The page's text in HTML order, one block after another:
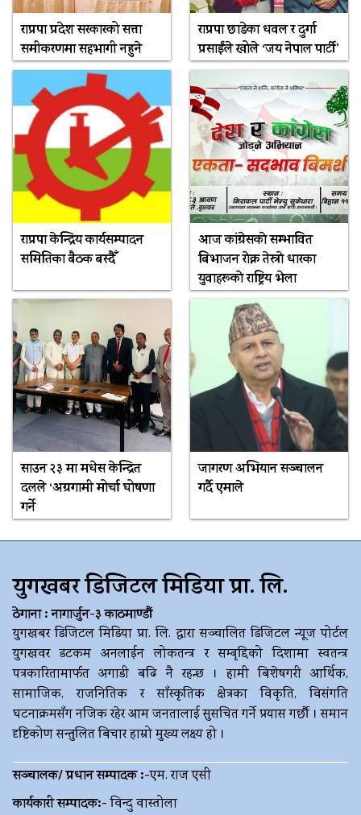
राप्रपा प्रदेश सरकारको सत्ता
समीकरणमा सहभागी नहुने
राप्रपा छाडेका धवल र दुर्गा
प्रसाईंले खोले ‘जय नेपाल पार्टी’
राप्रपा केन्द्रिय कार्यसम्पादन
समितिका बैठक बस्दैँ
आज कांग्रेसकाे सम्भावित
बिभाजन राेक्न तेस्राे धारका
युवाहरूकाे राष्ट्रिय भेला
साउन २३ मा मधेस केन्द्रित
दलले ‘अग्रगामी मोर्चा घोषणा
गर्ने
जागरण अभियान सञ्चालन
गर्दै एमाले
युगखबर डिजिटल मिडिया प्रा. लि.
ठेगाना : नागार्जुन-३ काठमाण्डौं
युगखबर डिजिटल मिडिया प्रा. लि. द्धारा सञ्चालित डिजिटल न्यूज पोर्टल
युगखवर डटकम अनलाईन लोकतन्त्र र सम्बृद्दिको दिशामा स्वतन्त्र
पत्रकारितामार्फत अगाडी बढि नै रहन्छ । हामी बिशेषगरी आर्थिक,
सामाजिक, राजनितिक र साँस्कृतिक क्षेत्रका विकृति, विसंगति
घटनाक्रमसँग नजिक रहेर आम जनतालाई सुसचित गर्ने प्रयास गर्छौ । समान
दृष्टिकोण सन्तुलित बिचार हाम्रो मुख्य लक्ष्य हो ।
सञ्चालक/ प्रधान सम्पादक :-एम. राज एसी
कार्यकारी सम्पादक:-विन्दु वास्तोला